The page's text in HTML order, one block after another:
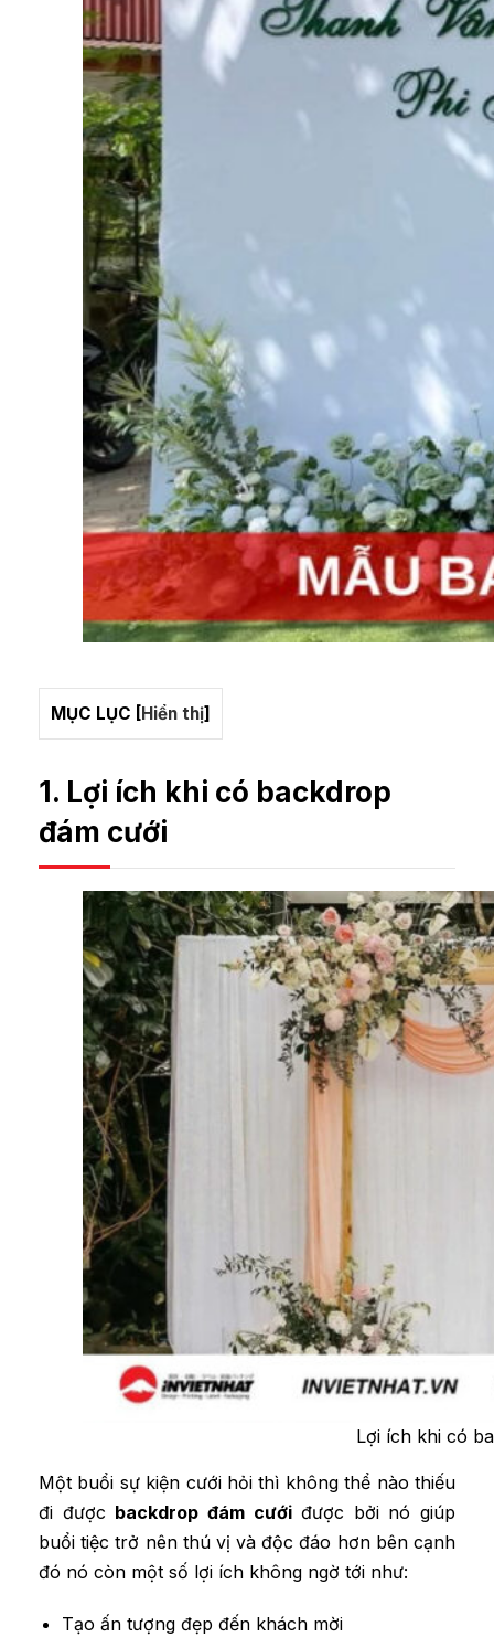
MỤC LỤC [Hiển thị]
1. Lợi ích khi có backdrop
đám cưới
Lợi ích khi có
Một buổi sự kiện cưới hỏi thì không thể nào thiếu
đi được backdrop đám cướiđược bởi nó giúp
buổi tiệc trở nên thú vị và độc đáo hơn bên cạnh
đó nó còn một số lợi ích không ngờ tới như:
Tạo ấn tượng đẹp đến khách mời